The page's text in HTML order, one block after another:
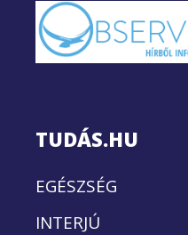
TUDÁS.HU
EGÉSZSÉG
INTERJÚ